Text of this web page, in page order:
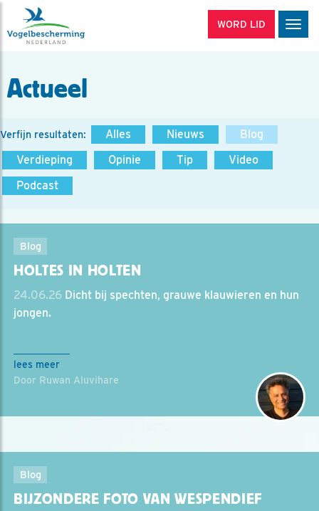
WORD LID
Actueel
Verfijn resultaten: Alles Nieuws
Blog
Verdieping
Opinie Tip
Video
Podcast
Blog
HOLTES IN HOLTEN
24.06.26 Dicht bij spechten, grauwe klauwieren en hun
jongen.
lees meer
Door Ruwan Aluvihare
Blog
BIJZONDERE FOTO VAN WESPENDIEF